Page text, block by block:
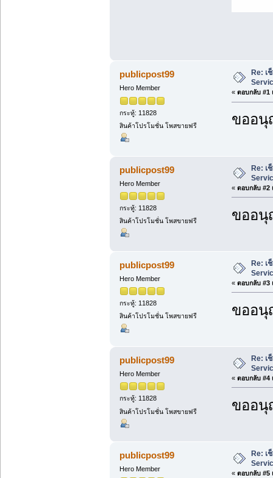
publicpost99
Hero Member
กระทู้: 11828
สินค้าโปรโมชั่น โพสขายฟรี
Re: เ
« ตอบกลับ #1
ขออนุ
publicpost99
Hero Member
กระทู้: 11828
สินค้าโปรโมชั่น โพสขายฟรี
Re: เ
« ตอบกลับ #2
ขออนุ
publicpost99
Hero Member
กระทู้: 11828
สินค้าโปรโมชั่น โพสขายฟรี
Re: เ
« ตอบกลับ #3
ขออนุ
publicpost99
Hero Member
กระทู้: 11828
สินค้าโปรโมชั่น โพสขายฟรี
Re: เ
« ตอบกลับ #4
ขออนุ
publicpost99
Hero Member
Re: เ
« ตอบกลับ #5